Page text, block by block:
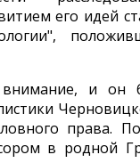
его идей
внимание, и он
права.
в родной